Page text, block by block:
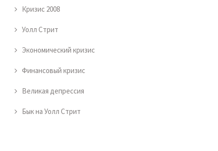
Кризис 2008
Уолл Стрит
Экономический кризис
Финансовый кризис
Великая депрессия
Бык на Уолл Стрит